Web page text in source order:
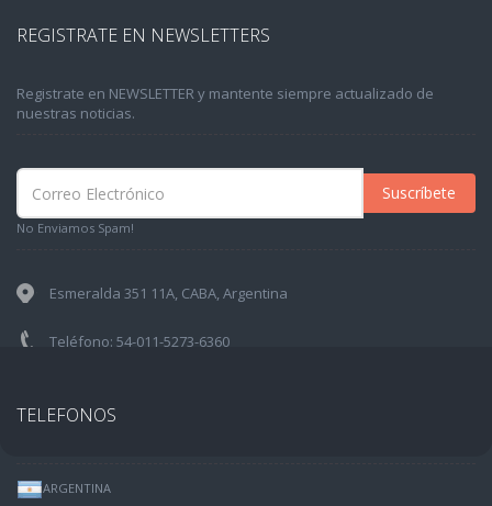
REGISTRATE EN NEWSLETTERS
Registrate en NEWSLETTER y mantente siempre actualizado de
nuestras noticias.
Suscríbete
No Enviamos Spam!
Esmeralda 351 11A, CABA, Argentina
Teléfono: 54-011-5273-6360
TELEFONOS
ARGENTINA